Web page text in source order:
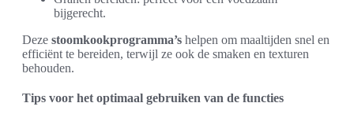
bijgerecht.
Deze stoomkookprogramma’s helpen om maaltijden snel en
efficiënt te bereiden, terwijl ze ook de smaken en texturen
behouden.
Tips voor het optimaal gebruiken van de functies